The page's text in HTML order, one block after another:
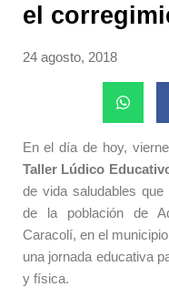
el
24 agosto, 2018
En el día de hoy,
Taller Lúdico
de vida saludables
de la población de
Caracolí, en el
una jornada educativa
y física.